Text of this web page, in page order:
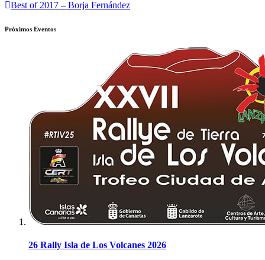
Best of 2017 – Borja Fernández
Próximos Eventos
26 Rally Isla de Los Volcanes 2026